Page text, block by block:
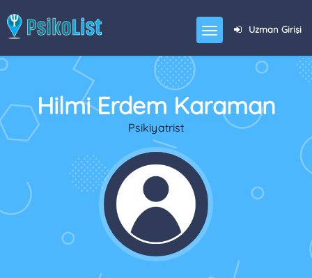
Uzman Girişi
Hilmi Erdem Karaman
Psikiyatrist